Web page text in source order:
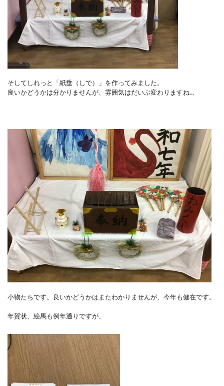
そしてしれっと「紙垂（しで）」を作ってみました。
良いかどうかは分かりませんが、雰囲気はだいぶ変わりますね…
小物たちです。良いかどうかはまたわかりませんが、今年も健在です。
年賀状、絵馬も例年通りですが、